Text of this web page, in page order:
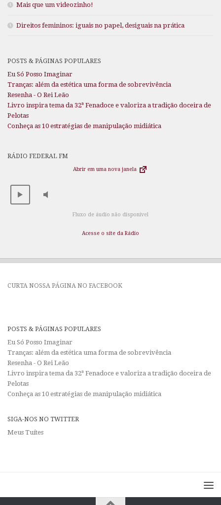
Mais que um videozinho!
Direitos femininos: iguais no papel, desiguais na prática
POSTS & PÁGINAS POPULARES
Eu Só Posso Imaginar
Tranças: além da estética uma forma de sobrevivência
Resenha - O Rei Leão
Livro inspira tema da 32ª Fenadoce e valoriza a tradição doceira de
Pelotas
Conheça as 10 estratégias de manipulação midiática
RÁDIO FEDERAL FM
Abrir em uma nova janela
Fluxo de áudio não disponível
Acesse o site da Rádio
CURTA NOSSA PÁGINA NO FACEBOOK
POSTS & PÁGINAS POPULARES
Eu Só Posso Imaginar
Tranças: além da estética uma forma de sobrevivência
Resenha - O Rei Leão
Livro inspira tema da 32ª Fenadoce e valoriza a tradição doceira de
Pelotas
Conheça as 10 estratégias de manipulação midiática
SIGA-NOS NO TWITTER
Meus Tuítes